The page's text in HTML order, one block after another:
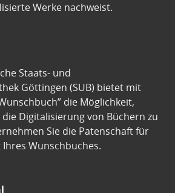
Werke nachweist.
Staats- und
Göttingen (SUB) bietet mit
die Möglichkeit,
Digitalisierung von Büchern zu
Sie die Patenschaft für
Wunschbuches.